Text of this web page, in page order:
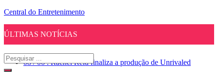
Central do Entretenimento
ÚLTIMAS NOTÍCIAS
08 / 06 : Rachel Reid finaliza a produção de Unrivaled